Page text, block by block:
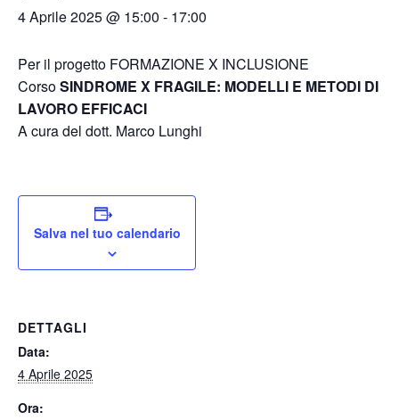
4 Aprile 2025 @ 15:00 - 17:00
Per il progetto FORMAZIONE X INCLUSIONE
CorsoSINDROME X FRAGILE: MODELLI E METODI DI
LAVORO EFFICACI
A cura del dott. Marco Lunghi
Salva nel tuo calendario
DETTAGLI
Data:
4 Aprile 2025
Ora: